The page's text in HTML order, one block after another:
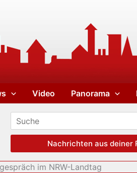
Video Panorama
Nachrichten aus deiner
im NRW-Landtag